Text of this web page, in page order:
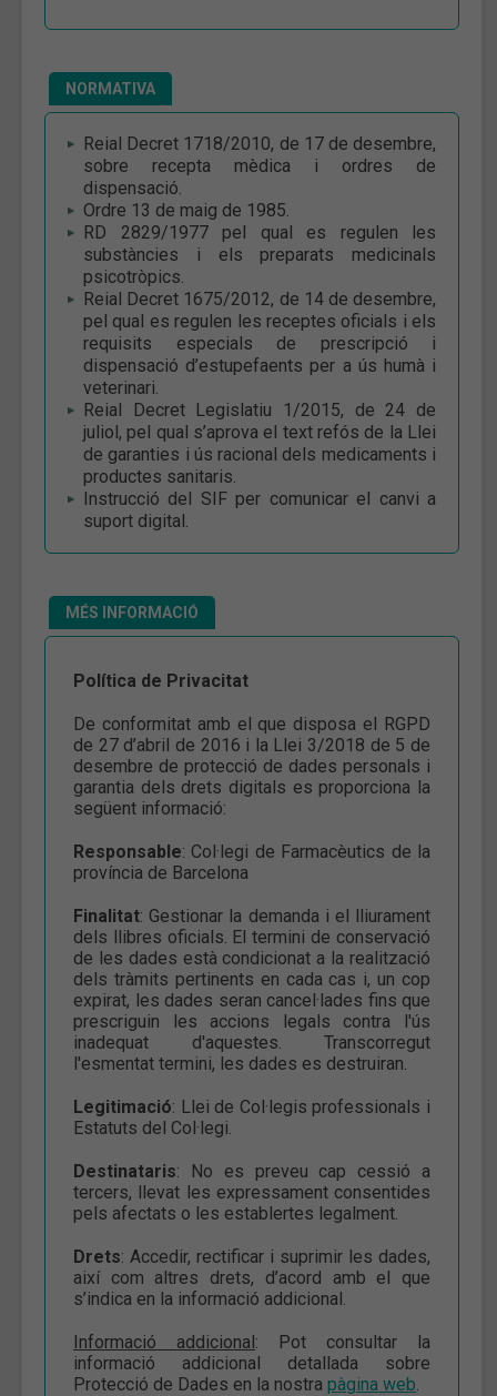
NORMATIVA
Reial Decret 1718/2010, de 17 de desembre,
sobre recepta mèdica i ordres de
dispensació.
Ordre 13 de maig de 1985.
RD 2829/1977 pel qual es regulen les
substàncies i els preparats medicinals
psicotròpics.
Reial Decret 1675/2012, de 14 de desembre,
pel qual es regulen les receptes oficials i els
requisits especials de prescripció i
dispensació d’estupefaents per a ús humà i
veterinari.
Reial Decret Legislatiu 1/2015, de 24 de
juliol, pel qual s’aprova el text refós de la Llei
de garanties i ús racional dels medicaments i
productes sanitaris.
Instrucció del SIF per comunicar el canvi a
suport digital.
MÉS INFORMACIÓ
Política de Privacitat
De conformitat amb el que disposa el RGPD
de 27 d’abril de 2016 i la Llei 3/2018 de 5 de
desembre de protecció de dades personals i
garantia dels drets digitals es proporciona la
següent informació:
Responsable: Col·legi de Farmacèutics de la
província de Barcelona
Finalitat: Gestionar la demanda i el lliurament
dels llibres oficials. El termini de conservació
de les dades està condicionat a la realització
dels tràmits pertinents en cada cas i, un cop
expirat, les dades seran cancel·lades fins que
prescriguin les accions legals contra l'ús
inadequat d'aquestes. Transcorregut
l'esmentat termini, les dades es destruiran.
Legitimació: Llei de Col·legis professionals i
Estatuts del Col·legi.
Destinataris: No es preveu cap cessió a
tercers, llevat les expressament consentides
pels afectats o les establertes legalment.
Drets: Accedir, rectificar i suprimir les dades,
així com altres drets, d’acord amb el que
s’indica en la informació addicional.
Informació addicional: Pot consultar la
informació addicional detallada sobre
Protecció de Dades en la nostra pàgina web.